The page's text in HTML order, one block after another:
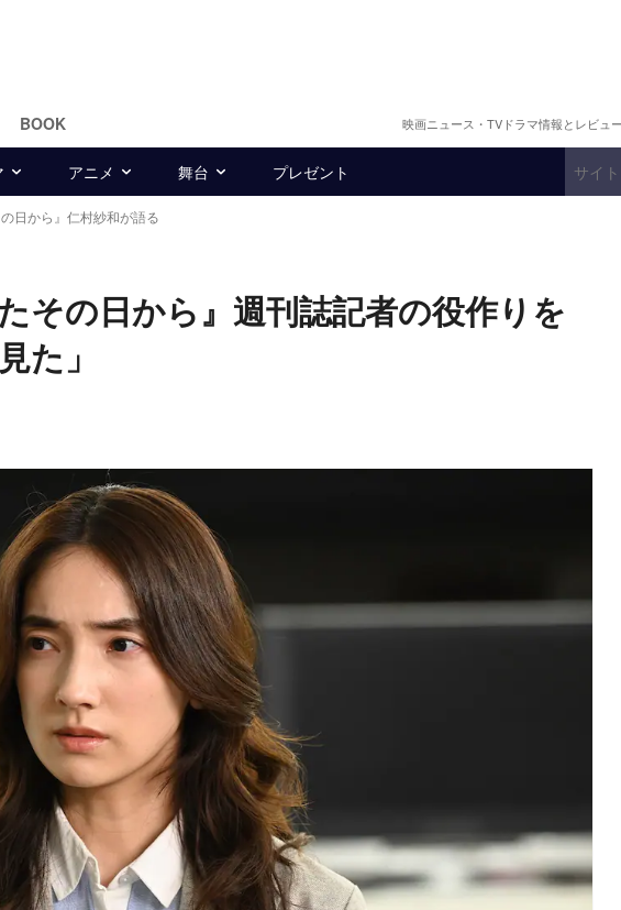
BOOK 映画ニュース・TVドラマ情報とレビュ
アニメ 舞台 プレゼント
日から』仁村紗和が語る
その日から』週刊誌記者の役作りを
た」